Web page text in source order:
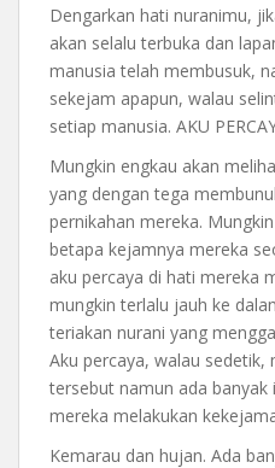
Dengarkan hati nuranimu,
akan selalu terbuka dan
manusia telah membusuk,
sekejam apapun, walau
setiap manusia. AKU
Mungkin engkau akan
yang dengan tega
pernikahan mereka.
betapa kejamnya mereka
aku percaya di hati mereka
mungkin terlalu jauh ke
teriakan nurani yang
Aku percaya, walau sedetik,
tersebut namun ada
mereka melakukan
Kemarau dan hujan. Ada